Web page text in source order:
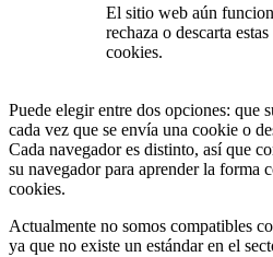
El sitio web aún
rechaza o descarta estas
cookies.
Puede elegir entre dos opciones: que
cada vez que se envía una cookie o
Cada navegador es distinto, así que
su navegador para aprender la forma
cookies.
Actualmente no somos compatibles
ya que no existe un estándar en el